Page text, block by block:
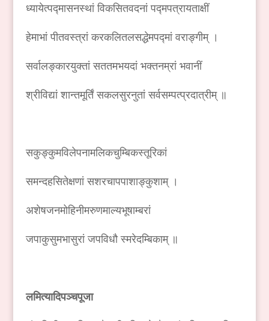
ध्यायेत्पद्मासनस्थां विकसितवदनां पद्मपत्रायताक्षीं
हेमाभां पीतवस्त्रां करकलितलसद्धेमपद्मां वराङ्गीम् ।
सर्वालङ्कारयुक्तां सततमभयदां भक्तनम्रां भवानीं
श्रीविद्यां शान्तमूर्तिं सकलसुरनुतां सर्वसम्पत्प्रदात्रीम् ॥
सकुङ्कुमविलेपनामलिकचुम्बिकस्तूरिकां
समन्दहसितेक्षणां सशरचापपाशाङ्कुशाम् ।
अशेषजनमोहिनीमरुणमाल्यभूषाम्बरां
जपाकुसुमभासुरां जपविधौ स्मरेदम्बिकाम् ॥
लमित्यादिपञ्चपूजा